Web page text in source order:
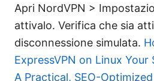
Apri NordVPN >
attivalo. Verifica che sia
disconnessione simulata.
ExpressVPN on Linux Your
A Practical, SEO-